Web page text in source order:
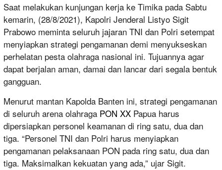
Saat melakukan kunjungan kerja ke Timika pada Sabtu
kemarin, (28/8/2021), Kapolri Jenderal Listyo Sigit
Prabowo meminta seluruh jajaran TNI dan Polri setempat
menyiapkan strategi pengamanan demi menyukseskan
perhelatan pesta olahraga nasional ini. Tujuannya agar
dapat berjalan aman, damai dan lancar dari segala bentuk
gangguan.
Menurut mantan Kapolda Banten ini, strategi pengamanan
di seluruh arena olahraga PON XX Papua harus
dipersiapkan personel keamanan di ring satu, dua dan
tiga. “Personel TNI dan Polri harus menyiapkan
pengamanan pelaksanaan PON pada ring satu, dua dan
tiga. Maksimalkan kekuatan yang ada,” ujar Sigit.